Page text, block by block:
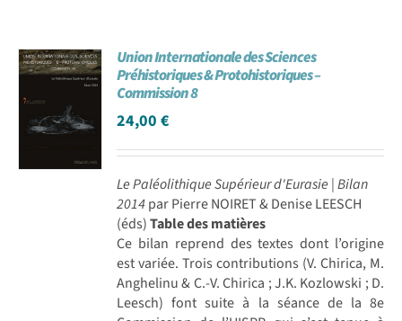
Union Internationale des Sciences
Préhistoriques & Protohistoriques –
Commission 8
24,00€
Le Paléolithique Supérieur d'Eurasie | Bilan
2014par Pierre NOIRET & Denise LEESCH
(éds)Table des matières
Ce bilan reprend des textes dont l’origine
est variée. Trois contributions (V. Chirica, M.
Anghelinu & C.-V. Chirica ; J.K. Kozlowski ; D.
Leesch) font suite à la séance de la 8e